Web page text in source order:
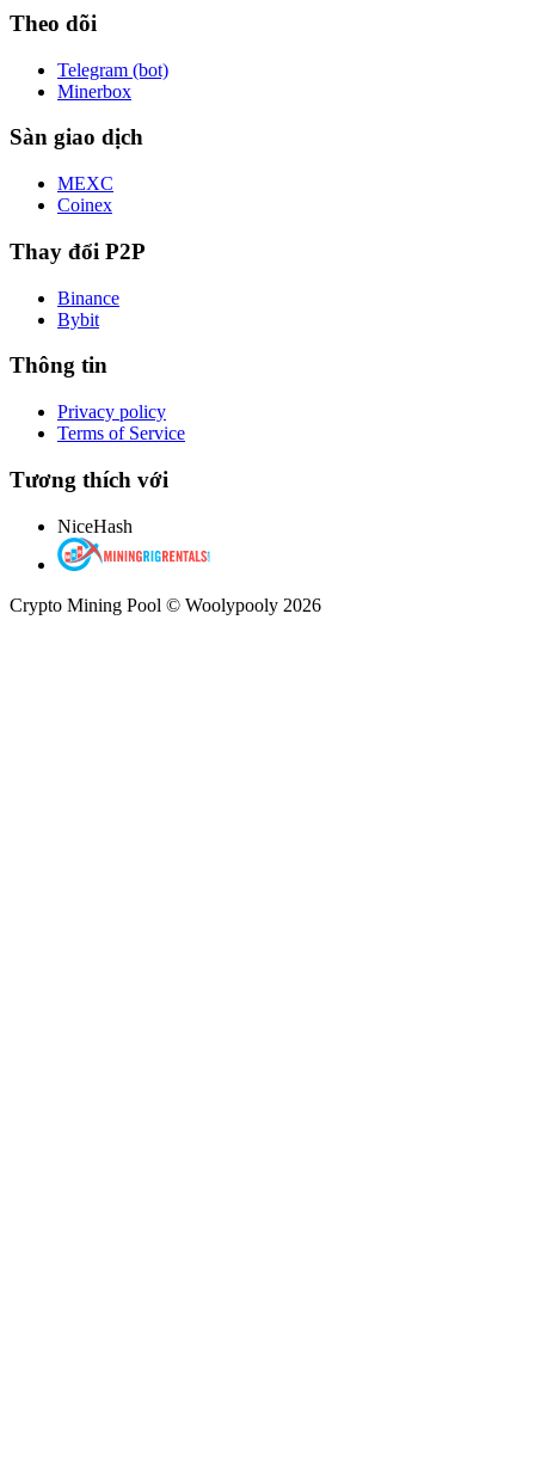
Theo dõi
Telegram (bot)
Minerbox
Sàn giao dịch
MEXC
Coinex
Thay đổi P2P
Binance
Bybit
Thông tin
Privacy policy
Terms of Service
Tương thích với
NiceHash
Crypto Mining Pool © Woolypooly 2026